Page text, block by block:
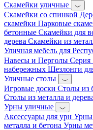
Скамейки уличные
Скамейки со спинкой
скамейки Парковые
бетонные Скамейки для
дерева Скамейки из
Уличная мебель для
Навесы и Перголы Серия
набережных Шезлонги
Уличные столы
Игровые доски Столы из
Столы из металла и
Урны уличные
Аксессуары для урн Урны
металла и бетона Урны